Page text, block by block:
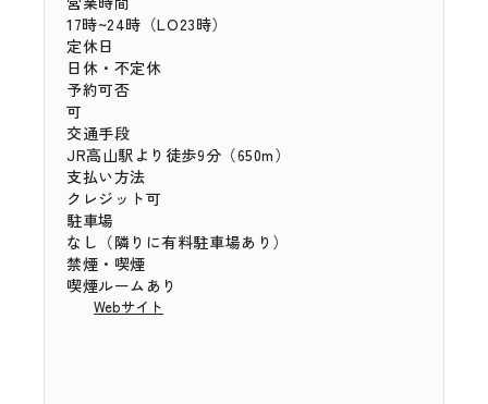
17時~24時（LO23時）
定休日
日休・不定休
予約可否
可
交通手段
JR高山駅より徒歩9分（650m）
支払い方法
クレジット可
駐車場
なし（隣りに有料駐車場あり）
禁煙・喫煙
喫煙ルームあり
Webサイト